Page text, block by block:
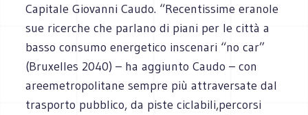
Capitale Giovanni Caudo. “Recentissime eranole
sue ricerche che parlano di piani per le città a
basso consumo energetico inscenari “no car”
(Bruxelles 2040) – ha aggiunto Caudo – con
areemetropolitane sempre più attraversate dal
trasporto pubblico, da piste ciclabili,percorsi